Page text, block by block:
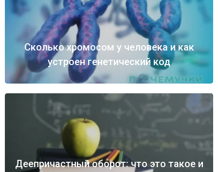
Сколько хромосом у человека и как
устроен генетический код
Деепричастный оборот: что это такое и